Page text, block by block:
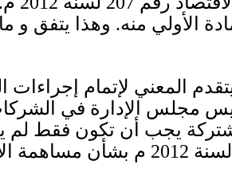
الأولي منه. وهذا يتفق و
المعني لإتمام
مجلس الإدارة في
يجب أن تكون فقط لم
لسنة 2012 م بشأن مساهمة